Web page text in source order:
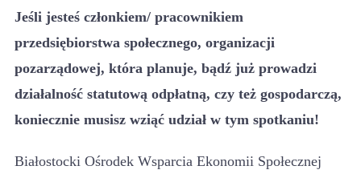
Jeśli jesteś członkiem/ pracownikiem
przedsiębiorstwa społecznego, organizacji
pozarządowej, która planuje, bądź już prowadzi
działalność statutową odpłatną, czy też gospodarczą,
koniecznie musisz wziąć udział w tym spotkaniu!
Białostocki Ośrodek Wsparcia Ekonomii Społecznej